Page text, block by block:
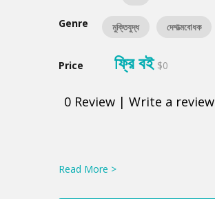
Genre মুক্তিযুদ্ধ দেশাত্মবোধক
Price ফ্রি বই $0
0 Review | Write a review
Read More >